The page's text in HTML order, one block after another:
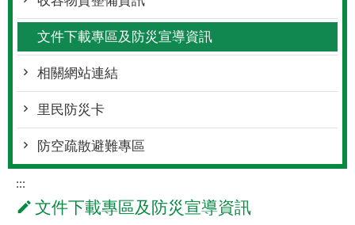
文件下載專區及防災宣導資訊
相關網站連結
里民防災卡
防空疏散避難專區
:::
文件下載專區及防災宣導資訊